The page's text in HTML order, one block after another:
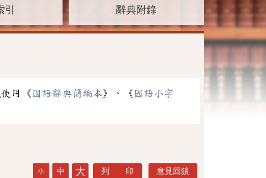
辭典附錄
用《 國語辭典簡編本》、《 國語小字
小 中 大 列 印 意見回饋